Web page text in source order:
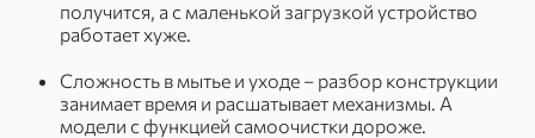
получится, а с маленькой загрузкой устройство
работает хуже.
Сложность в мытье и уходе – разбор конструкции
занимает время и расшатывает механизмы. А
модели с функцией самоочистки дороже.